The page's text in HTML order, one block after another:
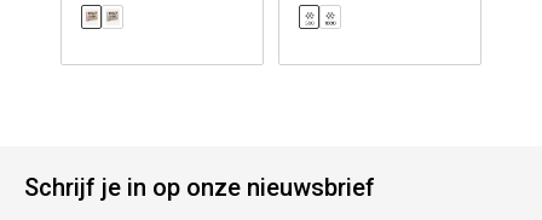
Schrijf je in op onze nieuwsbrief